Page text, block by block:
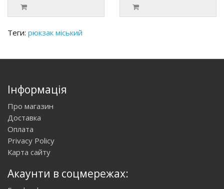
Теги: рюкзак міський
Інформація
Про магазин
Доставка
Оплата
Privacy Policy
Карта сайту
Акаунти в соцмережах: